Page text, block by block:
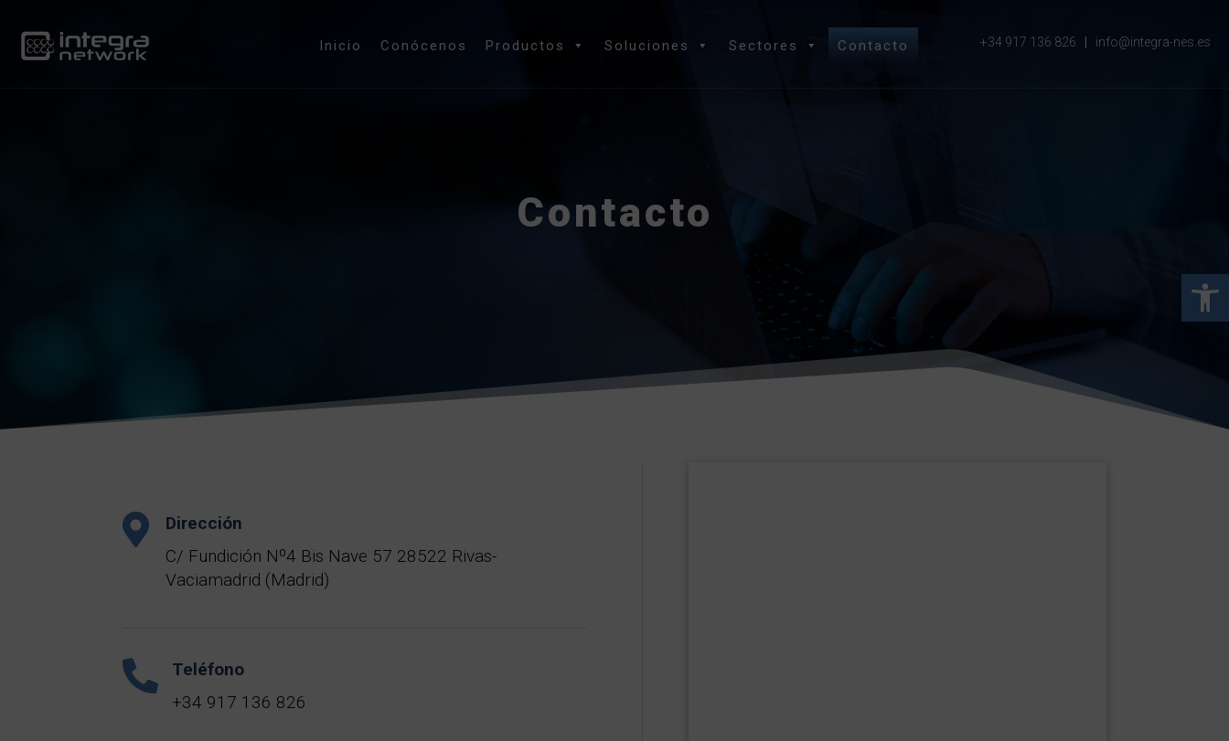
Abrir
Inicio Conócenos Productos Soluciones Sectores Contacto +34 917 136 826 info@integra-nes.es
Contacto

Dirección
C/ Fundición Nº4 Bis Nave 57 28522 Rivas-
Vaciamadrid (Madrid)

Teléfono
+34 917 136 826